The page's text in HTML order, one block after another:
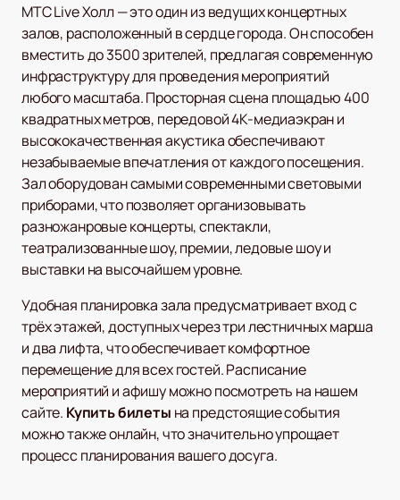
МТС Live Холл — это один из ведущих концертных
залов, расположенный в сердце города. Он способен
вместить до 3500 зрителей, предлагая современную
инфраструктуру для проведения мероприятий
любого масштаба. Просторная сцена площадью 400
квадратных метров, передовой 4К-медиаэкран и
высококачественная акустика обеспечивают
незабываемые впечатления от каждого посещения.
Зал оборудован самыми современными световыми
приборами, что позволяет организовывать
разножанровые концерты, спектакли,
театрализованные шоу, премии, ледовые шоу и
выставки на высочайшем уровне.
Удобная планировка зала предусматривает вход с
трёх этажей, доступных через три лестничных марша
и два лифта, что обеспечивает комфортное
перемещение для всех гостей. Расписание
мероприятий и афишу можно посмотреть на нашем
сайте. Купить билеты на предстоящие события
можно также онлайн, что значительно упрощает
процесс планирования вашего досуга.